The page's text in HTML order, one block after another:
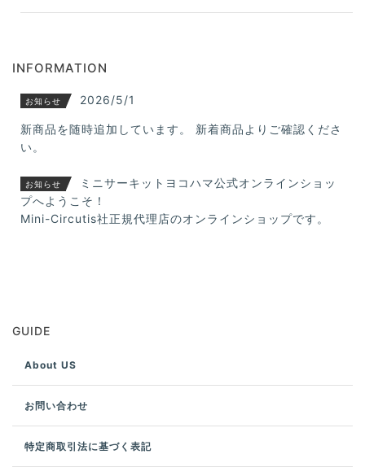
INFORMATION
お知らせ 2026/5/1
新商品を随時追加しています。 新着商品よりご確認くださ
い。
お知らせ
ミニサーキットヨコハマ公式オンラインショッ
プへようこそ！
Mini-Circutis社正規代理店のオンラインショップです。
GUIDE
About US
お問い合わせ
特定商取引法に基づく表記